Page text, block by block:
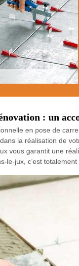
: un
en pose de
la réalisation de
vous garantit une
le-jux, c’est